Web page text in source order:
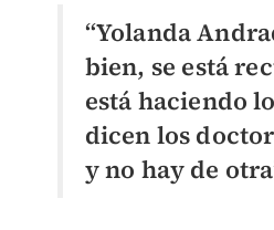
“Yolanda
bien, se está
está haciendo
dicen los
y no hay de